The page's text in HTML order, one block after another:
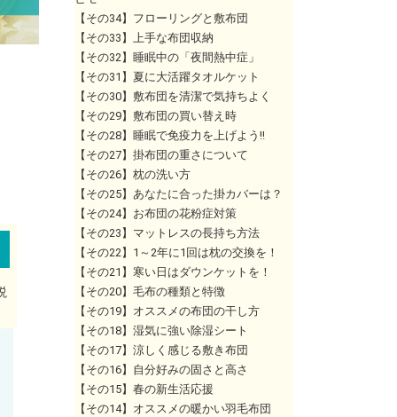
【その34】フローリングと敷布団
【その33】上手な布団収納
【その32】睡眠中の「夜間熱中症」
【その31】夏に大活躍タオルケット
【その30】敷布団を清潔で気持ちよく
【その29】敷布団の買い替え時
【その28】睡眠で免疫力を上げよう!!
【その27】掛布団の重さについて
【その26】枕の洗い方
【その25】あなたに合った掛カバーは？
【その24】お布団の花粉症対策
【その23】マットレスの長持ち方法
【その22】1～2年に1回は枕の交換を！
【その21】寒い日はダウンケットを！
【その20】毛布の種類と特徴
【その19】オススメの布団の干し方
【その18】湿気に強い除湿シート
【その17】涼しく感じる敷き布団
【その16】自分好みの固さと高さ
【その15】春の新生活応援
【その14】オススメの暖かい羽毛布団